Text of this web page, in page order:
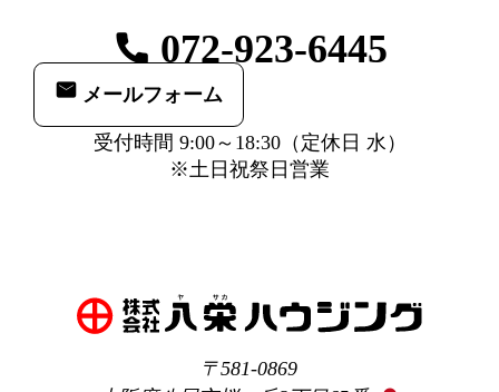
072-923-6445
メールフォーム
受付時間 9:00～18:30（定休日 水）
※土日祝祭日営業
581-0869